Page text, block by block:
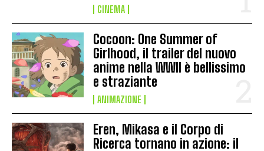
CINEMA
Cocoon: One Summer of
Girlhood, il trailer del nuovo
anime nella WWII è bellissimo
e straziante
ANIMAZIONE
Eren, Mikasa e il Corpo di
Ricerca tornano in azione: il